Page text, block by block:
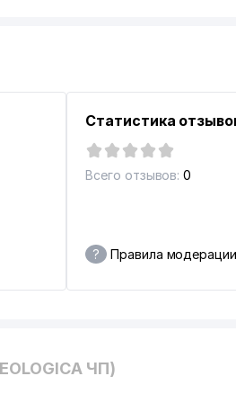
Статистика
Всего отзывов: 0
? Правила
ЧП)